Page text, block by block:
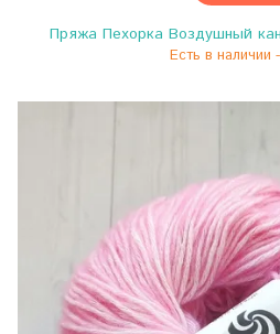
Пряжа Пехорка Воздушный
Есть в наличии